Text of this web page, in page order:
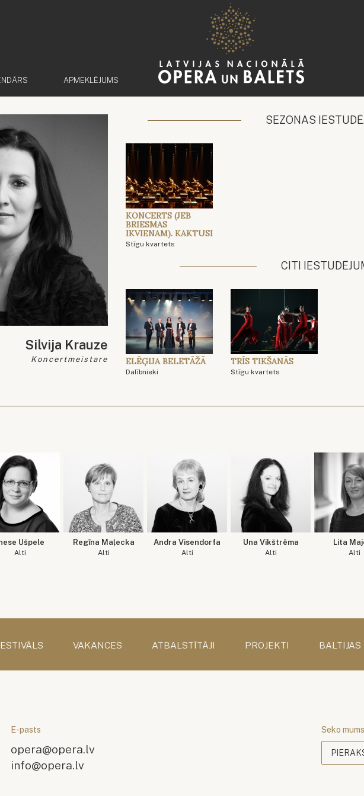
APMEKLĒJUMS
Silvija Krauze
Koncertmeistare
SEZONAS
KONCERTS (JEB
BRIESMAS
IKVIENAM). KAKTUSI
Stīgu kvartets
CITI
ELĒĢIJA BELETĀŽĀ
Dalībnieki
TRĪS TIKŠANĀS
Stīgu kvartets
Ušpele
Alti
Regīna Maļecka
Alti
Andra Visendorfa
Alti
Una Vikštrēma
Alti
Lita
Alti
VAKANCES ATBALSTĪTĀJI PROJEKTI
E-pasts
opera@opera.lv
info@opera.lv
Seko mums